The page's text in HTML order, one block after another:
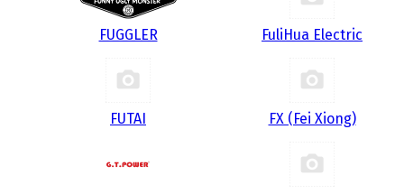
FUGGLER FuliHua Electric
FUTAI FX (Fei Xiong)